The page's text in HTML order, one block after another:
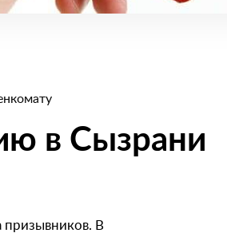
в Сызрани
призывников. В